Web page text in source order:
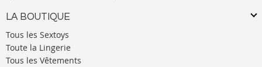
LA BOUTIQUE
Tous les Sextoys
Toute la Lingerie
Tous les Vêtements